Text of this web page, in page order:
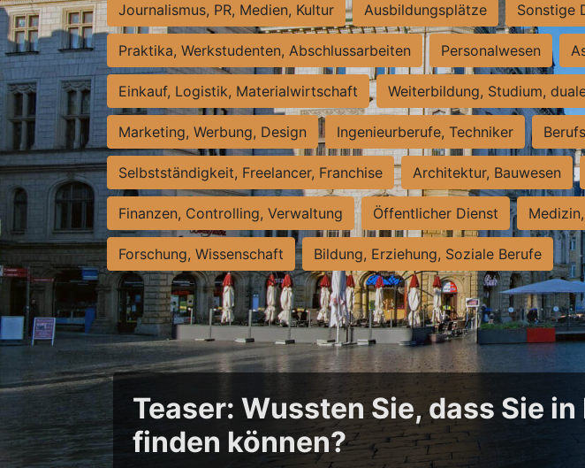
Journalismus, PR, Medien, Kultur Ausbildungsplätze Sonstige
Praktika, Werkstudenten, Abschlussarbeiten Personalwesen
Einkauf, Logistik, Materialwirtschaft Weiterbildung, Studium,
Marketing, Werbung, Design Ingenieurberufe, Techniker
Selbstständigkeit, Freelancer, Franchise Architektur, Bauwesen
Finanzen, Controlling, Verwaltung Öffentlicher Dienst
Forschung, Wissenschaft Bildung, Erziehung, Soziale Berufe
Teaser: Wussten Sie, dass Sie
finden können?